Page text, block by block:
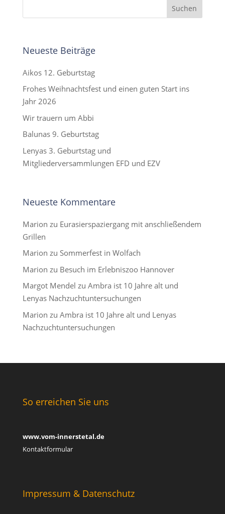
Neueste Beiträge
Aikos 12. Geburtstag
Frohes Weihnachtsfest und einen guten Start ins
Jahr 2026
Wir trauern um Abbi
Balunas 9. Geburtstag
Lenyas 3. Geburtstag und
Mitgliederversammlungen EFD und EZV
Neueste Kommentare
Marion zu Eurasierspaziergang mit anschließendem
Grillen
Marion zu Sommerfest in Wolfach
Marion zu Besuch im Erlebniszoo Hannover
Margot Mendel zu Ambra ist 10 Jahre alt und
Lenyas Nachzuchtuntersuchungen
Marion zu Ambra ist 10 Jahre alt und Lenyas
Nachzuchtuntersuchungen
So erreichen Sie uns
www.vom-innerstetal.de
Kontaktformular
Impressum & Datenschutz